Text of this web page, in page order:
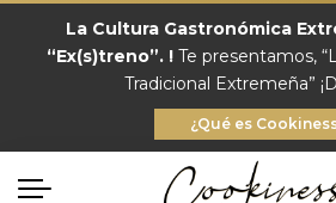
La Cultura Gastronómica
“Ex(s)treno”. ! Te presentamos,
Tradicional Extremeña”
¿Qué es